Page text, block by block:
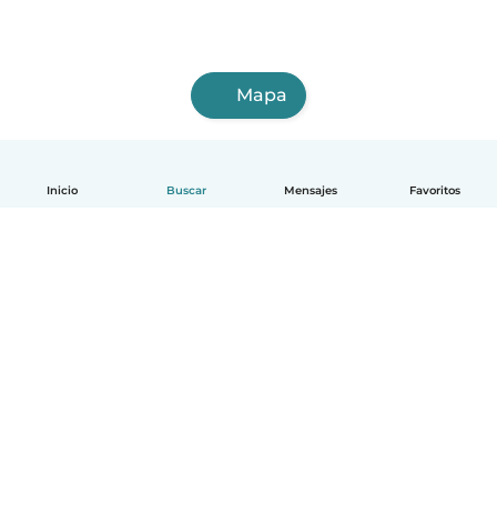
Inicio Buscar Mensajes Favoritos
Mapa